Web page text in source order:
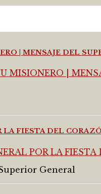
| MENSAJE DEL
LA FIESTA DEL
General